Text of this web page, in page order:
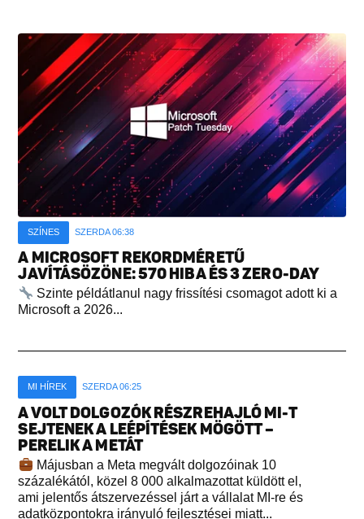
SZÍNES SZERDA 06:38
A MICROSOFT REKORDMÉRETŰ
JAVÍTÁSÖZÖNE: 570 HIBA ÉS 3 ZERO-DAY
Szinte példátlanul nagy frissítési csomagot adott ki a
Microsoft a 2026...
MI HÍREK SZERDA 06:25
A VOLT DOLGOZÓK RÉSZREHAJLÓ MI-T
SEJTENEK A LEÉPÍTÉSEK MÖGÖTT –
PERELIK A METÁT
Májusban a Meta megvált dolgozóinak 10
százalékától, közel 8 000 alkalmazottat küldött el,
ami jelentős átszervezéssel járt a vállalat MI-re és
adatközpontokra irányuló fejlesztései miatt...